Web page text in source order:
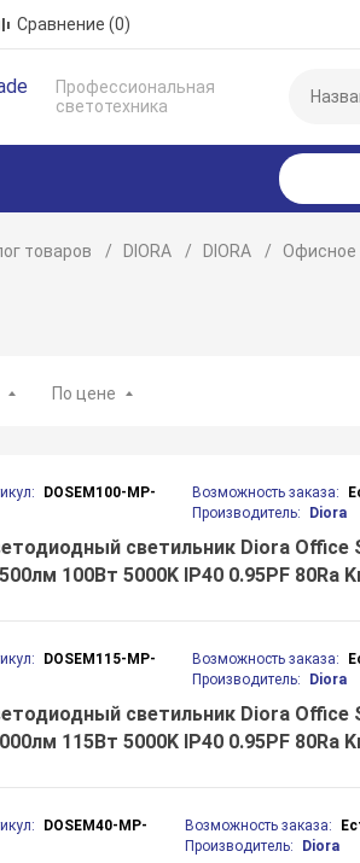
Сравнение (0)
Профессиональная
светотехника
товаров DIORA DIORA Офисное
По цене
DOSEM100-MP-
Возможность заказа:
Производитель:
Diora
светильник Diora Office
100Вт 5000K IP40 0.95PF 80Ra
DOSEM115-MP-
Возможность заказа:
Производитель:
Diora
светильник Diora Office
115Вт 5000K IP40 0.95PF 80Ra
DOSEM40-MP-
Возможность заказа:
Производитель:
Diora